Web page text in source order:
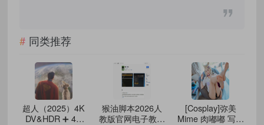
同类推荐
超人（2025）4K
DV&HDR ➕ 4K
猴油脚本2026人
教版官网电子教材
[Cosplay]弥美
Mime 肉嘟嘟 写真